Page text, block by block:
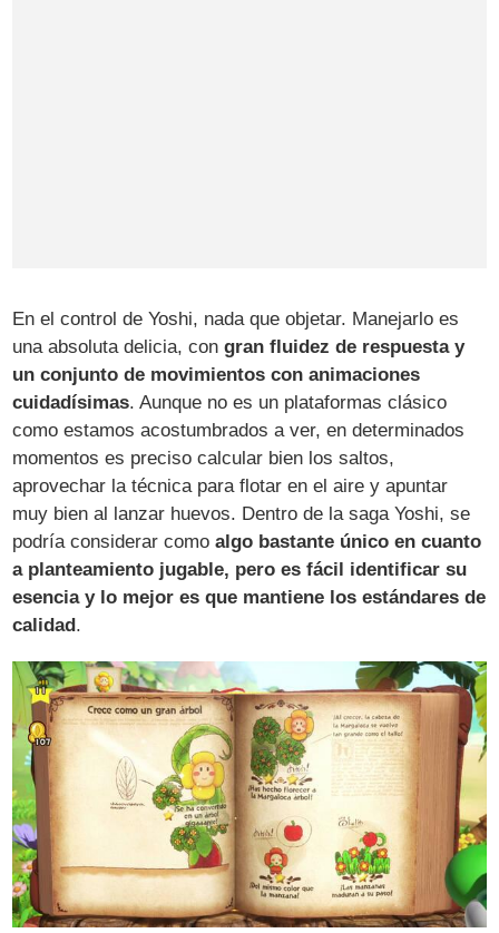
En el control de Yoshi, nada que objetar. Manejarlo es
una absoluta delicia, congran fluidez de respuesta y
un conjunto de movimientos con animaciones
cuidadísimas. Aunque no es un plataformas clásico
como estamos acostumbrados a ver, en determinados
momentos es preciso calcular bien los saltos,
aprovechar la técnica para flotar en el aire y apuntar
muy bien al lanzar huevos. Dentro de la saga Yoshi, se
podría considerar comoalgo bastante único en cuanto
a planteamiento jugable, pero es fácil identificar su
esencia y lo mejor es que mantiene los estándares de
calidad.